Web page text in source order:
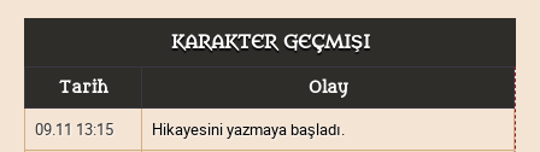
KARAKTER GEÇMIŞI
Tarih Olay
09.11 13:15
Hikayesini yazmaya başladı.